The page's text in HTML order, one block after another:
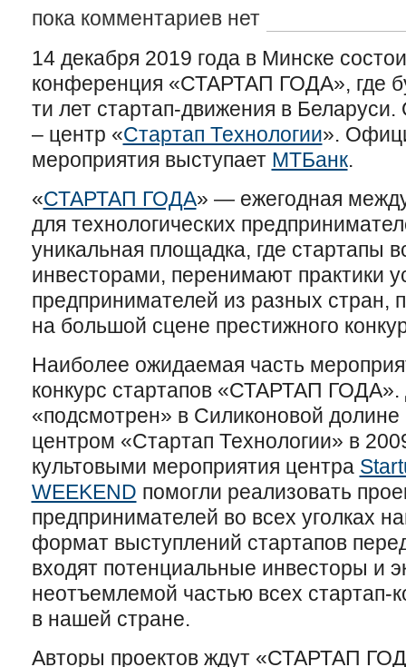
пока комментариев нет
14 декабря 2019 года в Минске
конференция «СТАРТАП ГОДА», где
ти лет стартап-движения в
– центр «Стартап Технологии».
мероприятия выступает МТБанк.
«СТАРТАП ГОДА» — ежегодная
для технологических
уникальная площадка, где стартапы
инвесторами, перенимают практики
предпринимателей из разных стран,
на большой сцене престижного
Наиболее ожидаемая часть
конкурс стартапов «СТАРТАП
«подсмотрен» в Силиконовой долине
центром «Стартап Технологии» в
культовыми мероприятия центра
WEEKEND помогли реализовать
предпринимателей во всех уголках
формат выступлений стартапов
входят потенциальные инвесторы и
неотъемлемой частью всех
в нашей стране.
Авторы проектов ждут «СТАРТАП